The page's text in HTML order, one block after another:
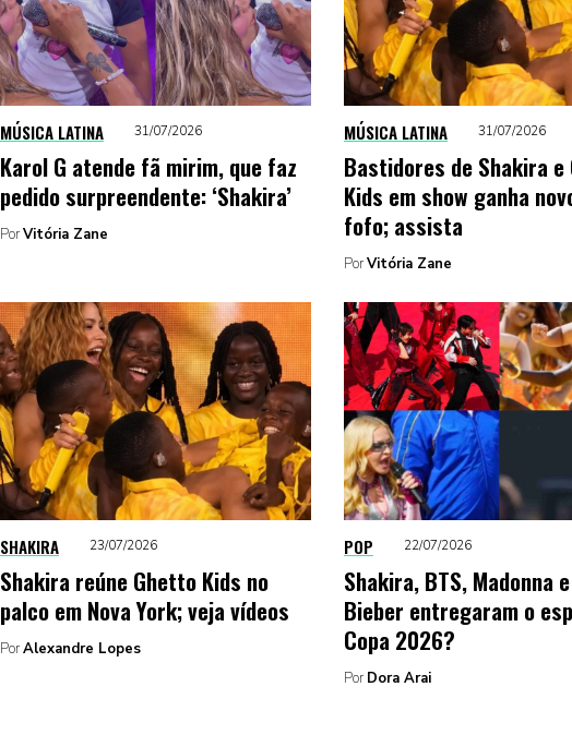
MÚSICA LATINA 31/07/2026
Karol G atende fã mirim, que faz
pedido surpreendente: ‘Shakira’
PorVitória Zane
MÚSICA LATINA 31/07/2026
Bastidores de Shakira
Kids em show ganha
fofo; assista
PorVitória Zane
SHAKIRA 23/07/2026
Shakira reúne Ghetto Kids no
palco em Nova York; veja vídeos
PorAlexandre Lopes
POP 22/07/2026
Shakira, BTS, Madonna
Bieber entregaram o
Copa 2026?
Por Dora Arai